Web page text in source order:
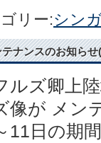
リー:シン
ナンスのお知らせ
ルズ卿上
像が メン
11日の期